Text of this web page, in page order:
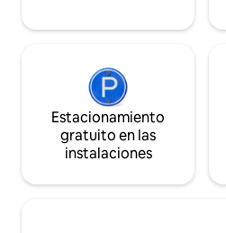
Estacionamiento
gratuito en las
instalaciones